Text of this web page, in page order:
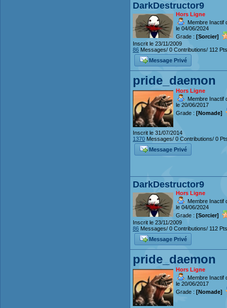
DarkDestructor9
Hors Ligne
Membre Inactif
le 04/06/2024
Grade : [Sorcier]
Inscrit le 23/11/2009
86 Messages/ 0 Contributions/ 112 Pts
Message Privé
pride_daemon
Hors Ligne
Membre Inactif
le 20/06/2017
Grade : [Nomade]
Inscrit le 31/07/2014
1370 Messages/ 0 Contributions/ 0
Message Privé
DarkDestructor9
Hors Ligne
Membre Inactif
le 04/06/2024
Grade : [Sorcier]
Inscrit le 23/11/2009
86 Messages/ 0 Contributions/ 112 Pts
Message Privé
pride_daemon
Hors Ligne
Membre Inactif
le 20/06/2017
Grade : [Nomade]